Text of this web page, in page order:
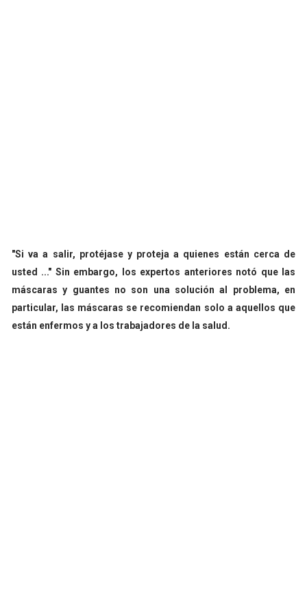
"Si va a salir, protéjase y proteja a quienes están cerca de
usted ..." Sin embargo, los expertos anteriores notó que las
máscaras y guantes no son una solución al problema, en
particular, las máscaras se recomiendan solo a aquellos que
están enfermos y a los trabajadores de la salud.